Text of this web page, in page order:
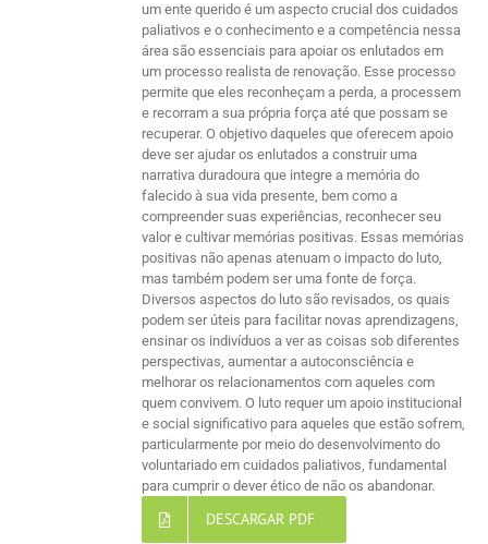
um ente querido é um aspecto crucial dos cuidados
paliativos e o conhecimento e a competência nessa
área são essenciais para apoiar os enlutados em
um processo realista de renovação. Esse processo
permite que eles reconheçam a perda, a processem
e recorram a sua própria força até que possam se
recuperar. O objetivo daqueles que oferecem apoio
deve ser ajudar os enlutados a construir uma
narrativa duradoura que integre a memória do
falecido à sua vida presente, bem como a
compreender suas experiências, reconhecer seu
valor e cultivar memórias positivas. Essas memórias
positivas não apenas atenuam o impacto do luto,
mas também podem ser uma fonte de força.
Diversos aspectos do luto são revisados, os quais
podem ser úteis para facilitar novas aprendizagens,
ensinar os indivíduos a ver as coisas sob diferentes
perspectivas, aumentar a autoconsciência e
melhorar os relacionamentos com aqueles com
quem convivem. O luto requer um apoio institucional
e social significativo para aqueles que estão sofrem,
particularmente por meio do desenvolvimento do
voluntariado em cuidados paliativos, fundamental
para cumprir o dever ético de não os abandonar.
DESCARGAR PDF